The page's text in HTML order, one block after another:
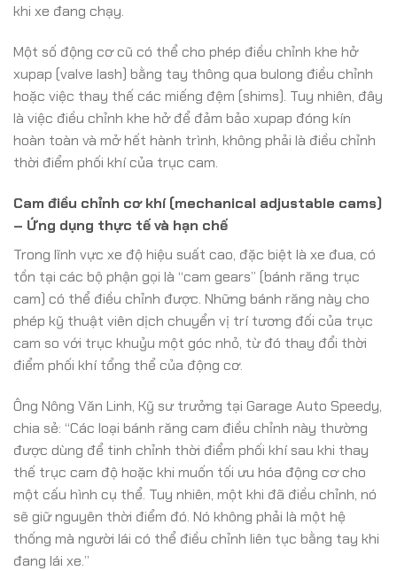
khi xe đang chạy.
Một số động cơ cũ có thể cho phép điều chỉnh khe hở
xupap (valve lash) bằng tay thông qua bulong điều chỉnh
hoặc việc thay thế các miếng đệm (shims). Tuy nhiên, đây
là việc điều chỉnh khe hở để đảm bảo xupap đóng kín
hoàn toàn và mở hết hành trình, không phải là điều chỉnh
thời điểm phối khí của trục cam.
Cam điều chỉnh cơ khí (mechanical adjustable cams)
– Ứng dụng thực tế và hạn chế
Trong lĩnh vực xe độ hiệu suất cao, đặc biệt là xe đua, có
tồn tại các bộ phận gọi là “cam gears” (bánh răng trục
cam) có thể điều chỉnh được. Những bánh răng này cho
phép kỹ thuật viên dịch chuyển vị trí tương đối của trục
cam so với trục khuỷu một góc nhỏ, từ đó thay đổi thời
điểm phối khí tổng thể của động cơ.
Ông Nông Văn Linh, Kỹ sư trưởng tại Garage Auto Speedy,
chia sẻ: “Các loại bánh răng cam điều chỉnh này thường
được dùng để tinh chỉnh thời điểm phối khí sau khi thay
thế trục cam độ hoặc khi muốn tối ưu hóa động cơ cho
một cấu hình cụ thể. Tuy nhiên, một khi đã điều chỉnh, nó
sẽ giữ nguyên thời điểm đó. Nó không phải là một hệ
thống mà người lái có thể điều chỉnh liên tục bằng tay khi
đang lái xe.”